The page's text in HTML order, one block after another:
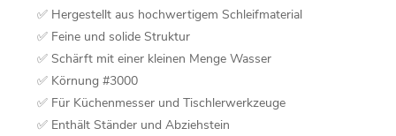
✅ Hergestellt aus hochwertigem Schleifmaterial
✅ Feine und solide Struktur
✅ Schärft mit einer kleinen Menge Wasser
✅ Körnung #3000
✅ Für Küchenmesser und Tischlerwerkzeuge
✅ Enthält Ständer und Abziehstein